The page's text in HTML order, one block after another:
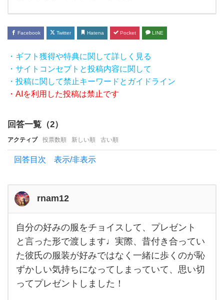
が
ち
ょ
っ
と..
い
う場
合、
な
た
だ
っ
た
ら
ど
Facebook Twitter Hatena Pocket LINE
・ギフト獲得や特典に関して詳しく見る
・サイトコンセプトと投稿内容に関して
・投稿に関して禁止キーワードとガイドライン
・AIを利用した投稿は禁止です
回答一覧（2）
アクティブ 投票数順 新しい順 古い順
回答目次 表示/非表示
rnam12
自分
の好
みの
服を
チョ
イス
し
て、
自分の好みの服をチョイスして、プレゼント
と言った形で渡します♩実際、昔付き合ってい
た彼氏の服装が好みではなく一緒に歩くのが恥
ずかしい気持ちになってしまっていて、思い切
ってプレゼントしました！